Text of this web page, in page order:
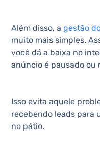
Além disso, a gestão
muito mais simples.
você dá a baixa no
anúncio é pausado ou
Isso evita aquele
recebendo leads para
no pátio.